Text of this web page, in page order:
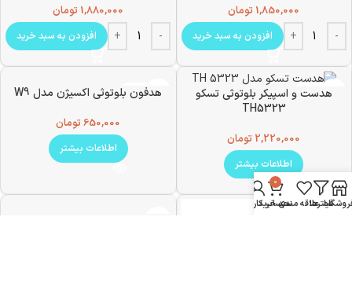
1,850,000 تومان
افزودن به سبد خرید
1,880,000 تومان
افزودن به سبد خرید
ناموجود
هدست و اسپیکر بلوتوثی تسکو
TH5323
2,220,000 تومان
اطلاعات بیشتر
ناموجود
هدفون بلوتوثی اکسیژن مدل W9
650,000 تومان
اطلاعات بیشتر
فیلترهاعلاقه مندی
0
سبد خرید
حساب کاربری من